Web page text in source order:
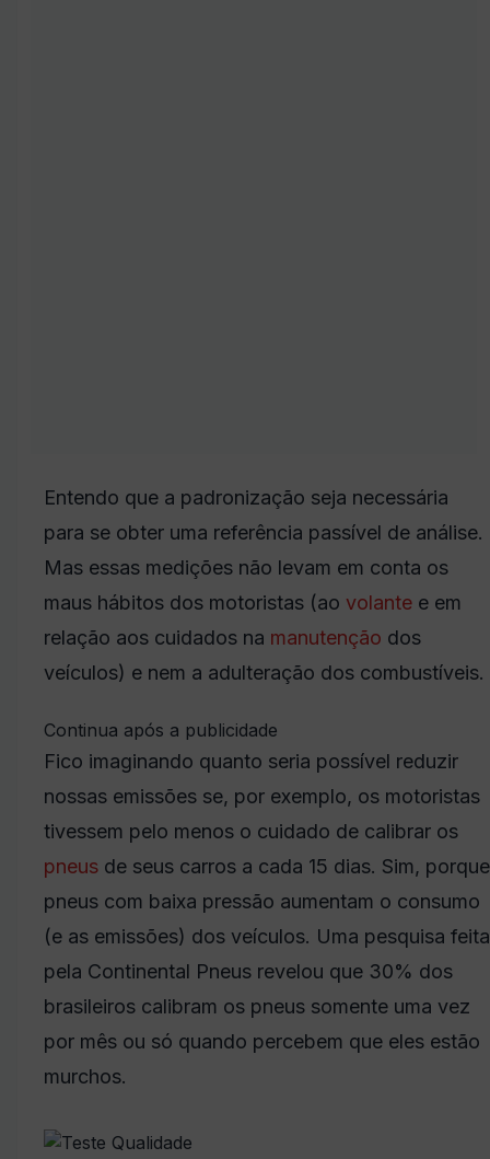
Entendo que a padronização seja necessária
para se obter uma referência passível de análise.
Mas essas medições não levam em conta os
maus hábitos dos motoristas (ao volante e em
relação aos cuidados na manutenção dos
veículos) e nem a adulteração dos combustíveis.
Continua após a publicidade
Fico imaginando quanto seria possível reduzir
nossas emissões se, por exemplo, os motoristas
tivessem pelo menos o cuidado de calibrar os
pneus de seus carros a cada 15 dias. Sim, porque
pneus com baixa pressão aumentam o consumo
(e as emissões) dos veículos. Uma pesquisa feita
pela Continental Pneus revelou que 30% dos
brasileiros calibram os pneus somente uma vez
por mês ou só quando percebem que eles estão
murchos.